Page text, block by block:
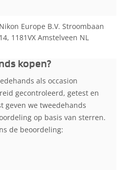
Nikon Europe B.V. Stroombaan
14, 1181VX Amstelveen NL
kopen?
als occasion
gecontroleerd, getest en
geven we tweedehands
op basis van sterren.
de beoordeling: